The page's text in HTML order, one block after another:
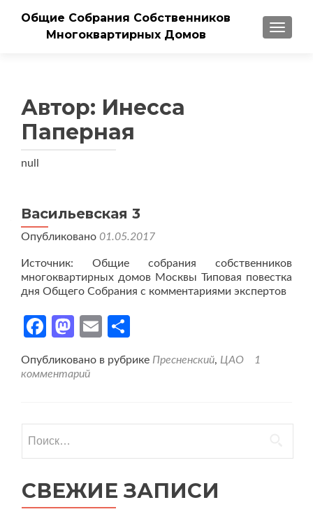
Общие Собрания Собственников
Многоквартирных Домов
Автор: Инесса
Паперная
null
Васильевская 3
Опубликовано 01.05.2017
Источник: Общие собрания собственников
многоквартирных домов Москвы Типовая повестка
дня Общего Собрания с комментариями экспертов
Facebook
Mastodon
Email
Опубликовано в рубрике Пресненский, ЦАО
1
комментарий
СВЕЖИЕ ЗАПИСИ